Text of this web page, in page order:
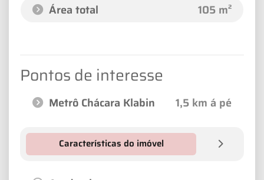
Área total
105 m²
Pontos de interesse
Metrô Chácara Klabin 1,5 km á pé
Características do imóvel